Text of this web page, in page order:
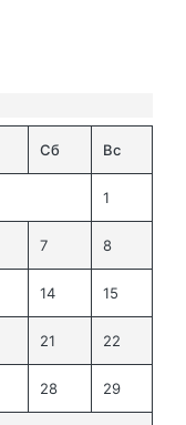
Сб Вс
1
7 8
14 15
21 22
28 29